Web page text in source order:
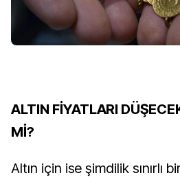
ALTIN FİYATLARI
Mİ?
Altın için ise şimdilik sınırlı